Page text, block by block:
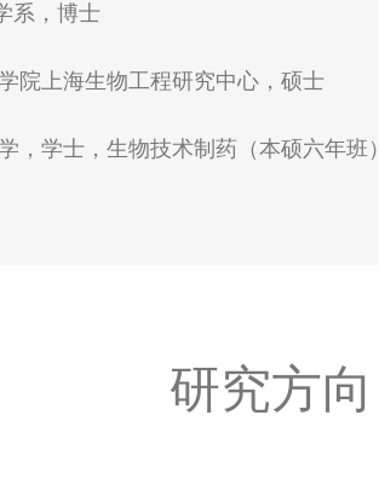
系，博士
院上海生物工程研究中心，硕士
学士，生物技术制药（本硕六年班）
研究方向